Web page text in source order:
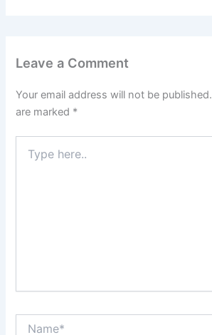
Leave a Comment
Your email address will not be published.
are marked *
here..